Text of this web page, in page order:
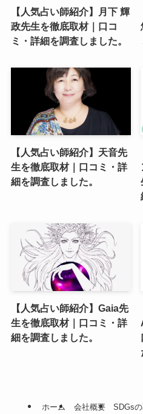
【人気占い師紹介】月下 輝
政先生を徹底取材｜口コ
ミ・詳細を調査しました。
【人気占い師紹介】天音先
生を徹底取材｜口コミ・詳
細を調査しました。
【人気占い師紹介】Gaia先
生を徹底取材｜口コミ・詳
細を調査しました。
ホーム 会社概要 SDGs